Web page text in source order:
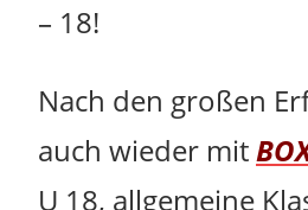
– 18!
Nach den großen
auch wieder mit
U 18, allgemeine